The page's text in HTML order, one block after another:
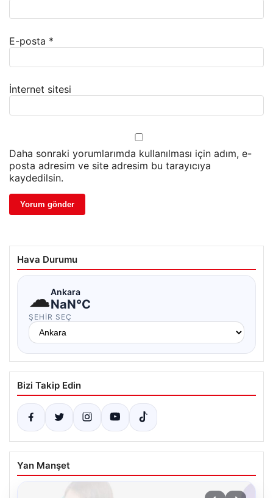
E-posta *
İnternet sitesi
Daha sonraki yorumlarımda kullanılması için adım, e-
posta adresim ve site adresim bu tarayıcıya
kaydedilsin.
Hava Durumu
☁Ankara
NaN°C
ŞEHIR SEÇ
Bizi Takip Edin
Yan Manşet